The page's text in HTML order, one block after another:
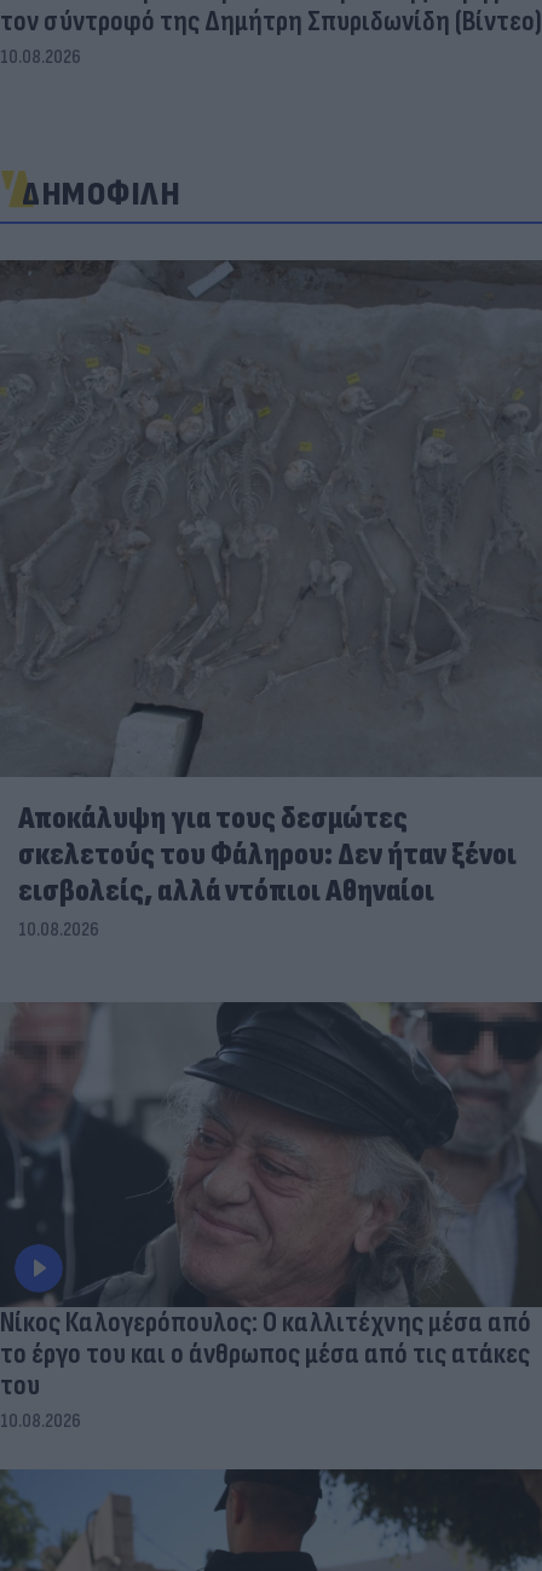
τον σύντροφό της Δημήτρη Σπυριδωνίδη (Βίντεο)
10.08.2026
ΔΗΜΟΦΙΛΗ
Αποκάλυψη για τους δεσμώτες
σκελετούς του Φάληρου: Δεν ήταν ξένοι
εισβολείς, αλλά ντόπιοι Αθηναίοι
10.08.2026
Νίκος Καλογερόπουλος: Ο καλλιτέχνης μέσα από
το έργο του και ο άνθρωπος μέσα από τις ατάκες
του
10.08.2026